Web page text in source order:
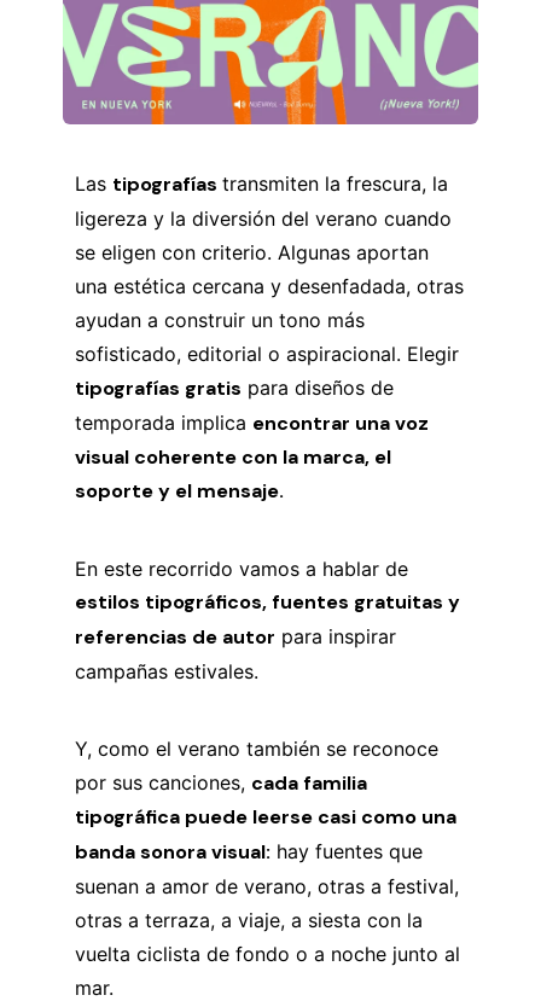
Las tipografías transmiten la frescura, la
ligereza y la diversión del verano cuando
se eligen con criterio. Algunas aportan
una estética cercana y desenfadada, otras
ayudan a construir un tono más
sofisticado, editorial o aspiracional. Elegir
tipografías gratis para diseños de
temporada implica encontrar una voz
visual coherente con la marca, el
soporte y el mensaje.
En este recorrido vamos a hablar de
estilos tipográficos, fuentes gratuitas y
referencias de autor para inspirar
campañas estivales.
Y, como el verano también se reconoce
por sus canciones, cada familia
tipográfica puede leerse casi como una
banda sonora visual: hay fuentes que
suenan a amor de verano, otras a festival,
otras a terraza, a viaje, a siesta con la
vuelta ciclista de fondo o a noche junto al
mar.